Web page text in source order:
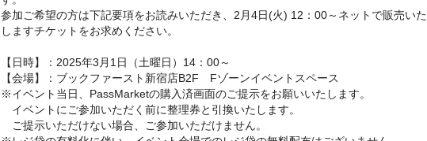
参加ご希望の方は下記要項をお読みいただき、2月4日(火) 12：00～ネットで販売いた
しますチケットをお求めください。
【日時】：2025年3月1日（土曜日）14：00～
【会場】：ブックファースト新宿店B2F Fゾーンイベントスペース
※イベント当日、PassMarketの購入済画面のご提示をお願いいたします。
イベントにご参加いただく前に整理券と引換いたします。
ご提示いただけない場合、ご参加いただけません。